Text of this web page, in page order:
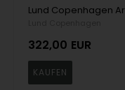
322,00 EUR